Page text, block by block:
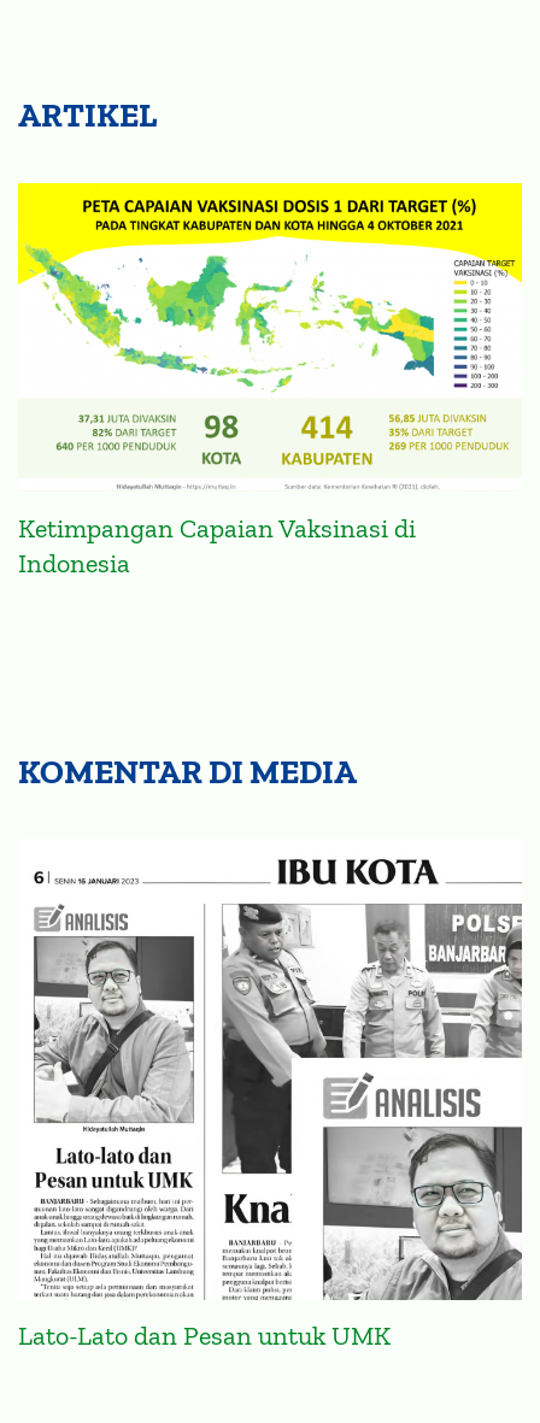
ARTIKEL
Ketimpangan Capaian Vaksinasi di
Indonesia
KOMENTAR DI MEDIA
Lato-Lato dan Pesan untuk UMK